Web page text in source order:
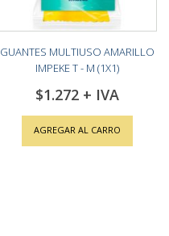
GUANTES MULTIUSO AMARILLO
IMPEKE T - M (1X1)
$1.272
AGREGAR AL CARRO